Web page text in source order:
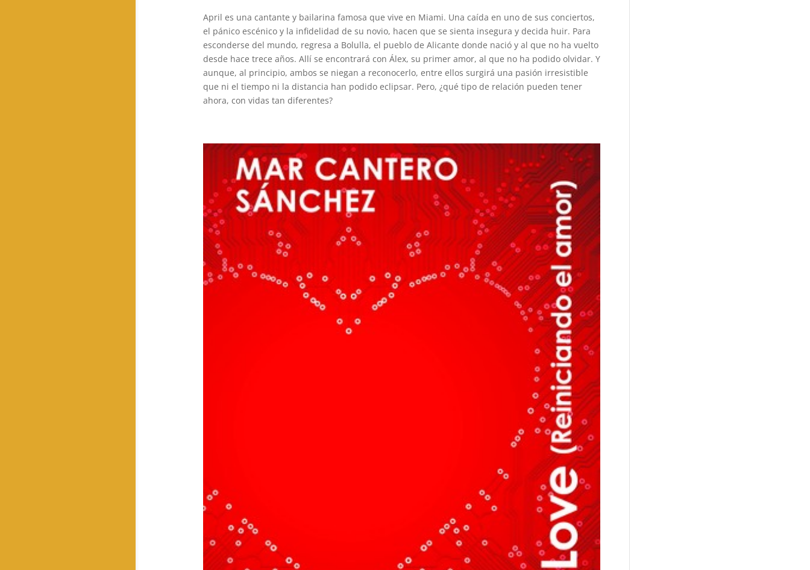
April es una cantante y bailarina famosa que vive en Miami. Una caída en uno de sus conciertos,
el pánico escénico y la infidelidad de su novio, hacen que se sienta insegura y decida huir. Para
esconderse del mundo, regresa a Bolulla, el pueblo de Alicante donde nació y al que no ha vuelto
desde hace trece años. Allí se encontrará con Álex, su primer amor, al que no ha podido olvidar. Y
aunque, al principio, ambos se niegan a reconocerlo, entre ellos surgirá una pasión irresistible
que ni el tiempo ni la distancia han podido eclipsar. Pero, ¿qué tipo de relación pueden tener
ahora, con vidas tan diferentes?